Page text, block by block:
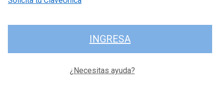
INGRESA
¿Necesitas ayuda?